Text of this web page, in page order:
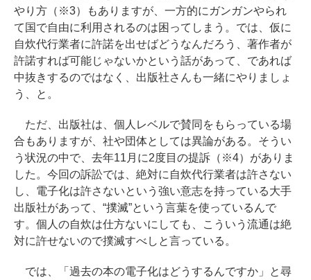
やり方（※3）もありますが、一方的にガンガンやられ
て国で自由に利用されるのは困ってしまう。では、仮に
自炊代行業者に許諾を出せばどうなんだろう、著作者が
許諾すれば可能じゃないかという話があって、であれば
中抜きするのではなく、出版社さんも一緒にやりましょ
う、と。
ただ、出版社は、個人レベルで賛同をもらっている場
合もありますが、社や団体としては異論がある。そうい
う状況の中で、去年11月に2度目の提訴（※4）がありま
した。今回の訴訟では、絶対に自炊代行業者は許さない
し、電子化は許さないという強い意志を持っている大手
出版社があって、“撲滅”という言葉を使っているんで
す。個人の自炊は仕方ないにしても、こういう流通は絶
対に許せないので撲滅すべしと言っている。
では、「過去の本の電子化はどうするんですか」と尋